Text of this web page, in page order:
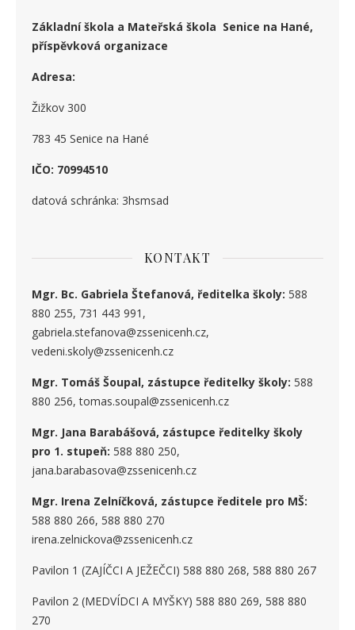
Základní škola a Mateřská škola Senice na Hané,
příspěvková organizace
Adresa:
Žižkov 300
783 45 Senice na Hané
IČO: 70994510
datová schránka: 3hsmsad
KONTAKT
Mgr. Bc. Gabriela Štefanová, ředitelka školy: 588
880 255, 731 443 991,
gabriela.stefanova@zssenicenh.cz,
vedeni.skoly@zssenicenh.cz
Mgr. Tomáš Šoupal, zástupce ředitelky školy: 588
880 256, tomas.soupal@zssenicenh.cz
Mgr. Jana Barabášová, zástupce ředitelky školy
pro 1. stupeň: 588 880 250,
jana.barabasova@zssenicenh.cz
Mgr. Irena Zelníčková, zástupce ředitele pro MŠ:
588 880 266, 588 880 270
irena.zelnickova@zssenicenh.cz
Pavilon 1 (ZAJÍČCI A JEŽEČCI) 588 880 268, 588 880 267
Pavilon 2 (MEDVÍDCI A MYŠKY) 588 880 269, 588 880
270